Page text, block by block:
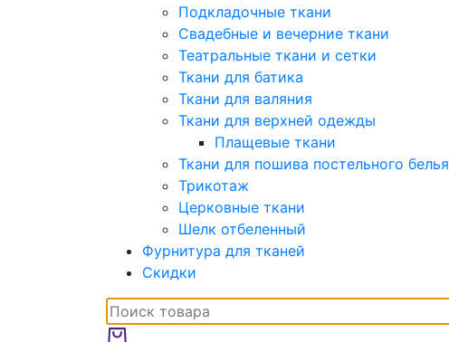
Подкладочные ткани
Свадебные и вечерние ткани
Театральные ткани и сетки
Ткани для батика
Ткани для валяния
Ткани для верхней одежды
Плащевые ткани
Ткани для пошива постельного белья
Трикотаж
Церковные ткани
Шелк отбеленный
Фурнитура для тканей
Скидки